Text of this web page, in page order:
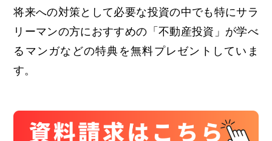
将来への対策として必要な投資の中でも特にサラ
リーマンの方におすすめの「不動産投資」が学べ
るマンガなどの特典を無料プレゼントしていま
す。